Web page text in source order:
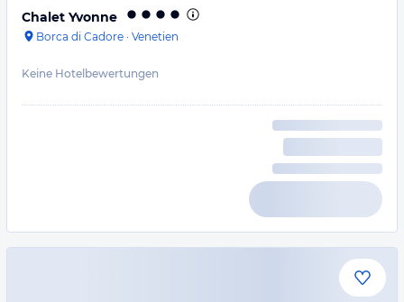
Chalet Yvonne
Borca di Cadore · Venetien
Keine Hotelbewertungen